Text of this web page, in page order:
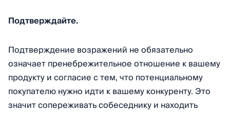
Подтверждайте.
Подтверждение возражений не обязательно
означает пренебрежительное отношение к вашему
продукту и согласие с тем, что потенциальному
покупателю нужно идти к вашему конкуренту. Это
значит сопереживать собеседнику и находить